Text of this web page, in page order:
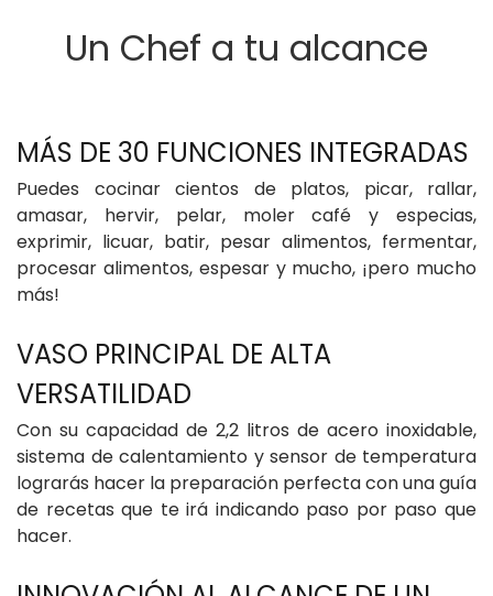
Un Chef a tu alcance
Puedes cocinar cientos de platos, picar, rallar,
amasar, hervir, pelar, moler café y especias,
exprimir, licuar, batir, pesar alimentos, fermentar,
procesar alimentos, espesar y mucho, ¡pero mucho
más!
VASO PRINCIPAL DE ALTA
Con su capacidad de 2,2 litros de acero inoxidable,
sistema de calentamiento y sensor de temperatura
lograrás hacer la preparación perfecta con una guía
de recetas que te irá indicando paso por paso que
hacer.